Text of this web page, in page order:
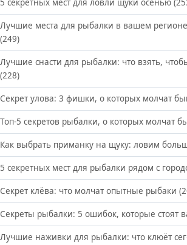
5 секретных мест для ловли щуки осенью
Лучшие места для рыбалки в вашем
(249)
Лучшие снасти для рыбалки: что взять,
(228)
Секрет улова: 3 фишки, о которых молчат
Топ-5 секретов рыбалки, о которых молчат
Как выбрать приманку на щуку: ловим
5 секретных мест для рыбалки рядом с
Секрет клёва: что молчат опытные рыбаки
Секреты рыбалки: 5 ошибок, которые стоят
Лучшие наживки для рыбалки: что клюёт